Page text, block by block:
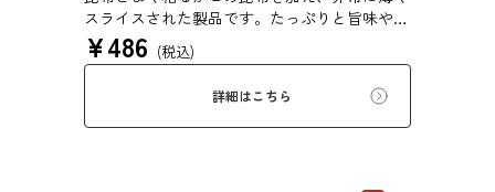
スライスされた製品です。たっぷりと旨味や粘
りがあり、昆布本来の風味を存分にご賞味いた
だけます。現代の食生活にぜひ一日一度、お好
¥486 (税込)
詳細はこちら